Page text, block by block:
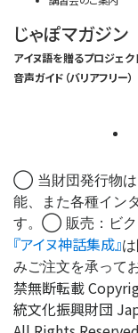
じゃぽマガジン
アイヌ語を贈るプロジェク
音声ガイド（バリアフリー）
◯ 当財団発行物は
能、また各種イン
す。◯ 販売：ビ
『アイヌ神話集成』
みご注文を承って
禁無断転載
統文化振興財団